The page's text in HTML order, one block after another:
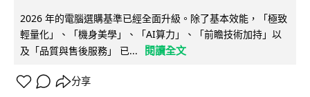
2026 年的電腦選購基準已經全面升級。除了基本效能，「極致
輕量化」、「機身美學」、「AI算力」、「前瞻技術加持」以
及「品質與售後服務」 已...
閱讀全文
分享